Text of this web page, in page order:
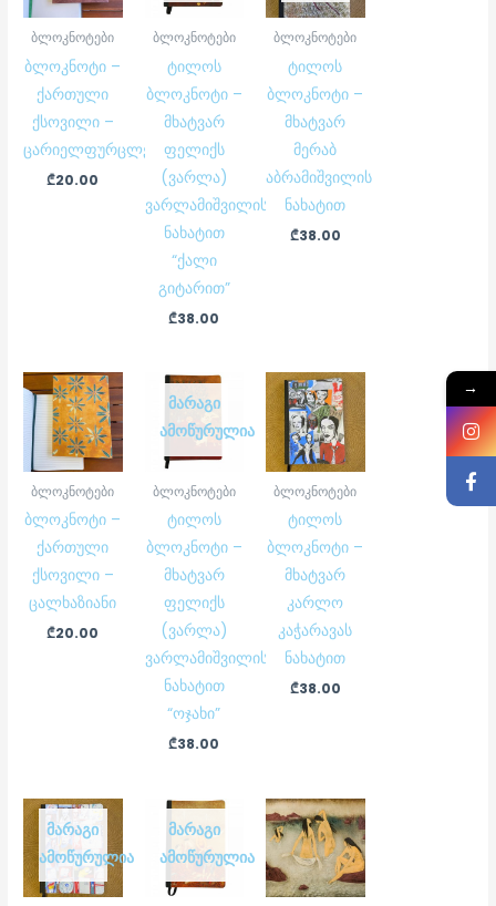
ბლოკნოტები
ბლოკნოტი –
ქართული
ქსოვილი –
ცარიელფურცლებიანი
₾20.00
ბლოკნოტები
ტილოს
ბლოკნოტი –
მხატვარ
ფელიქს
(ვარლა)
ვარლამიშვილის
ნახატით
“ქალი
გიტარით”
₾38.00
ბლოკნოტები
ტილოს
ბლოკნოტი –
მხატვარ
მერაბ
აბრამიშვილის
ნახატით
₾38.00
ბლოკნოტები
ბლოკნოტი –
ქართული
ქსოვილი –
ცალხაზიანი
₾20.00
ᲛᲐᲠᲐᲒᲘ
ᲐᲛᲝᲬᲣᲠᲣᲚᲘᲐ
ბლოკნოტები
ტილოს
ბლოკნოტი –
მხატვარ
ფელიქს
(ვარლა)
ვარლამიშვილის
ნახატით
“ოჯახი”
₾38.00
ბლოკნოტები
ტილოს
ბლოკნოტი –
მხატვარ
კარლო
კაჭარავას
ნახატით
₾38.00
ᲛᲐᲠᲐᲒᲘ
ᲐᲛᲝᲬᲣᲠᲣᲚᲘᲐ
ᲛᲐᲠᲐᲒᲘ
ᲐᲛᲝᲬᲣᲠᲣᲚᲘᲐ
→